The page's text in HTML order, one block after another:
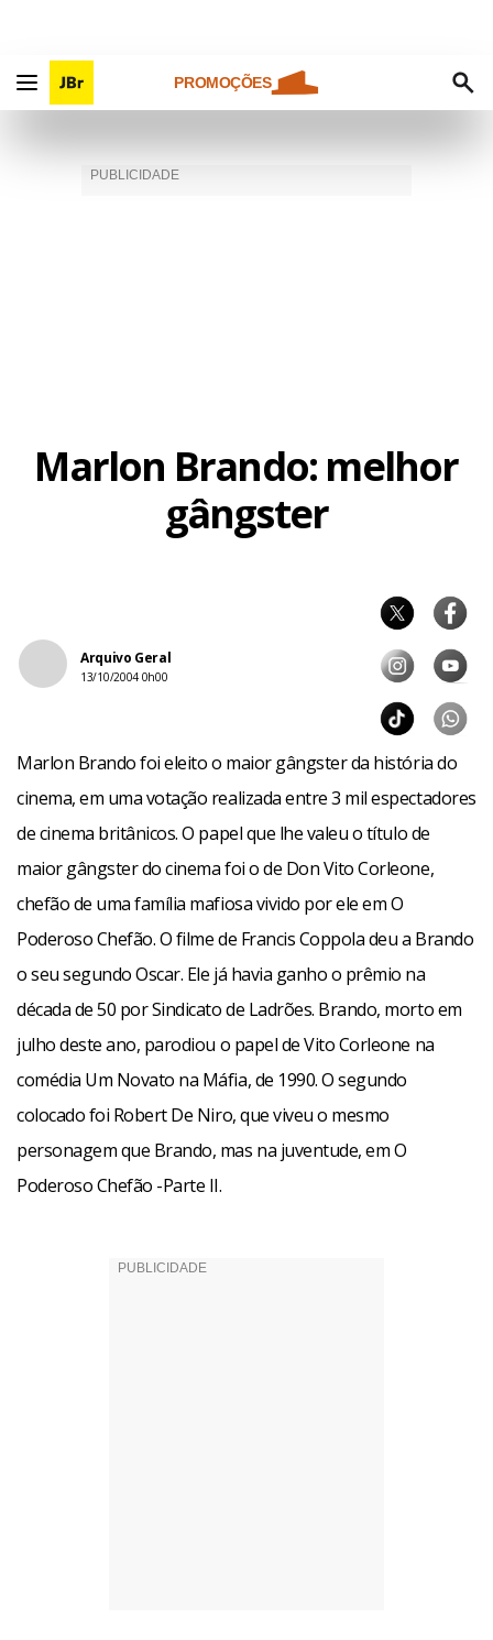
PROMOÇÕES
Marlon Brando: melhor
gângster
Arquivo Geral
13/10/2004 0h00
Marlon Brando foi eleito o maior gângster da história do
cinema, em uma votação realizada entre 3 mil espectadores
de cinema britânicos. O papel que lhe valeu o título de
maior gângster do cinema foi o de Don Vito Corleone,
chefão de uma família mafiosa vivido por ele em O
Poderoso Chefão. O filme de Francis Coppola deu a Brando
o seu segundo Oscar. Ele já havia ganho o prêmio na
década de 50 por Sindicato de Ladrões. Brando, morto em
julho deste ano, parodiou o papel de Vito Corleone na
comédia Um Novato na Máfia, de 1990. O segundo
colocado foi Robert De Niro, que viveu o mesmo
personagem que Brando, mas na juventude, em O
Poderoso Chefão -Parte II.